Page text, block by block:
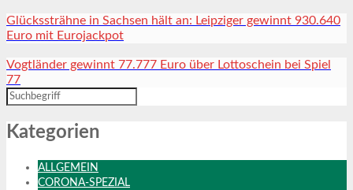
Glückssträhne in Sachsen hält an: Leipziger gewinnt 930.640
Euro mit Eurojackpot
Vogtländer gewinnt 77.777 Euro über Lottoschein bei Spiel
77
Kategorien
ALLGEMEIN
CORONA-SPEZIAL